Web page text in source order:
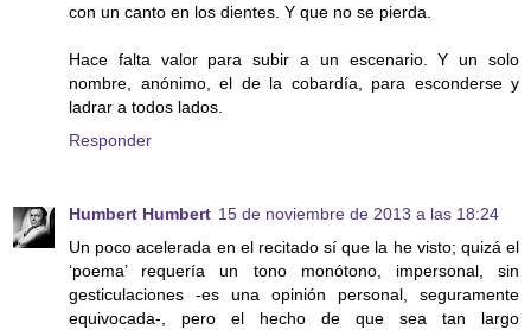
con un canto en los dientes. Y que no se pierda.
Hace falta valor para subir a un escenario. Y un solo
nombre, anónimo, el de la cobardía, para esconderse y
ladrar a todos lados.
Responder
Humbert Humbert 15 de noviembre de 2013 a las 18:24
Un poco acelerada en el recitado sí que la he visto; quizá el
‘poema’ requería un tono monótono, impersonal, sin
gesticulaciones -es una opinión personal, seguramente
equivocada-, pero el hecho de que sea tan largo